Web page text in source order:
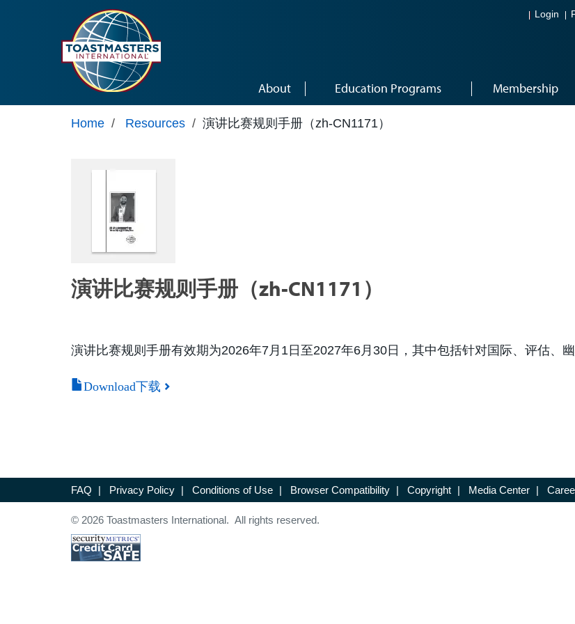
Login
About Education Programs Membership
Home / Resources / 演讲比赛规则手册（zh-CN1171）
演讲比赛规则手册（zh-CN1171）
演讲比赛规则手册有效期为2026年7月1日至2027年6月30日，其中包括针对国际、评估、
Download下载
FAQ | Privacy Policy | Conditions of Use | Browser Compatibility | Copyright | Media Center |
© 2026 Toastmasters International. All rights reserved.